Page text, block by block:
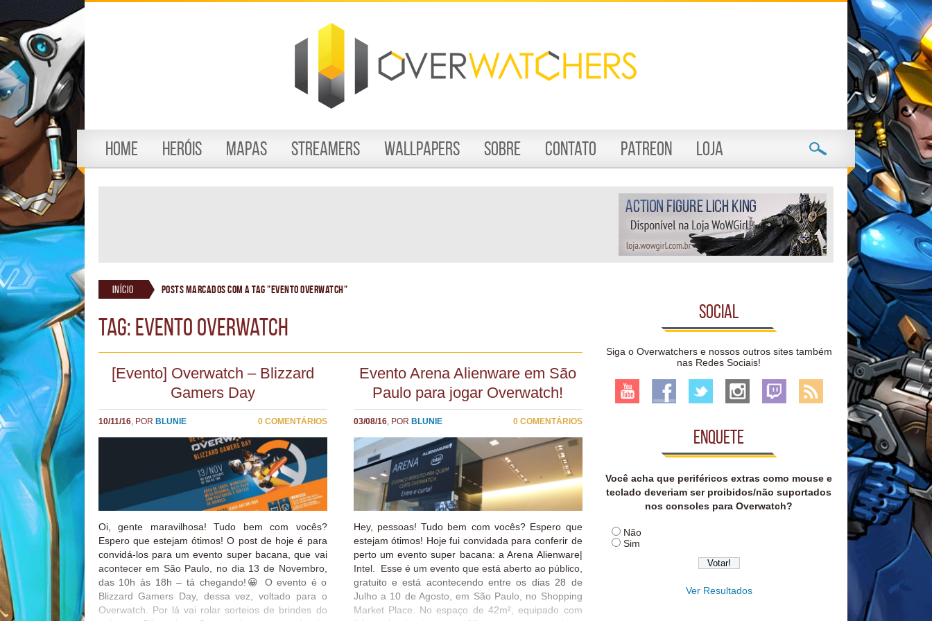
Home Heróis Mapas Streamers Wallpapers Sobre Contato Patreon Loja
Início Posts marcados com a tag "evento overwatch"
TAG: evento overwatch
[Evento] Overwatch – Blizzard
Gamers Day
10/11/16, POR BLUNIE 0 COMENTÁRIOS
Oi, gente maravilhosa! Tudo bem com vocês?
Espero que estejam ótimos! O post de hoje é para
convidá-los para um evento super bacana, que vai
acontecer em São Paulo, no dia 13 de Novembro,
das 10h às 18h – tá chegando!😀 O evento é o
Blizzard Gamers Day, dessa vez, voltado para o
Overwatch. Por lá vai rolar sorteios de brindes do
Evento Arena Alienware em São
Paulo para jogar Overwatch!
03/08/16, POR BLUNIE 0 COMENTÁRIOS
Hey, pessoas! Tudo bem com vocês? Espero que
estejam ótimos! Hoje fui convidada para conferir de
perto um evento super bacana: a Arena Alienware|
Intel. Esse é um evento que está aberto ao público,
gratuito e está acontecendo entre os dias 28 de
Julho a 10 de Agosto, em São Paulo, no Shopping
Market Place. No espaço de 42m², equipado com
Social
Siga o Overwatchers e nossos outros sites também
nas Redes Sociais!
Enquete
Você acha que periféricos extras como mouse e
teclado deveriam ser proibidos/não suportados
nos consoles para Overwatch?
Não
Sim
Ver Resultados